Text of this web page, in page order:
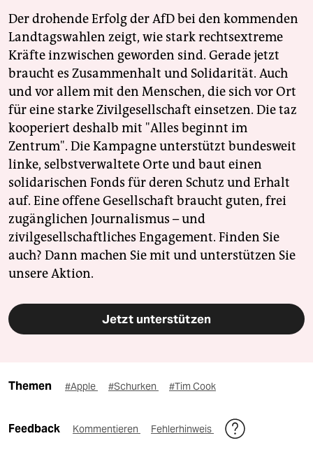
Der drohende Erfolg der AfD bei den kommenden
Landtagswahlen zeigt, wie stark rechtsextreme
Kräfte inzwischen geworden sind. Gerade jetzt
braucht es Zusammenhalt und Solidarität. Auch
und vor allem mit den Menschen, die sich vor Ort
für eine starke Zivilgesellschaft einsetzen. Die taz
kooperiert deshalb mit "Alles beginnt im
Zentrum". Die Kampagne unterstützt bundesweit
linke, selbstverwaltete Orte und baut einen
solidarischen Fonds für deren Schutz und Erhalt
auf. Eine offene Gesellschaft braucht guten, frei
zugänglichen Journalismus – und
zivilgesellschaftliches Engagement. Finden Sie
auch? Dann machen Sie mit und unterstützen Sie
unsere Aktion.
Jetzt unterstützen
Themen #Apple #Schurken #Tim Cook
Feedback Kommentieren Fehlerhinweis